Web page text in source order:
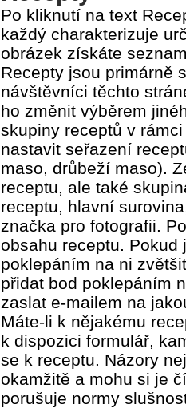
Po kliknutí na text
každý charakterizuje
obrázek získáte
Recepty jsou primárně
návštěvníci těchto
ho změnit výběrem
skupiny receptů v
nastavit seřazení
maso, drůbeží maso).
receptu, ale také
receptu, hlavní
značka pro fotografii.
obsahu receptu.
poklepáním na ni
přidat bod poklepáním
zaslat e-mailem na
Máte-li k nějakému
k dispozici formulář,
se k receptu. Názory
okamžitě a mohu si je
porušuje normy